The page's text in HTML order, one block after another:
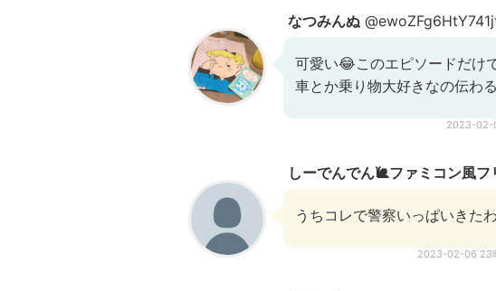
なつみんぬ
可愛い😂このエピソードだけ
車とか乗り物大好きなの伝わ
2023-02-
しーでんでん🐌ファミコン風
うちコレで警察いっぱいきた
2023-02-06 23